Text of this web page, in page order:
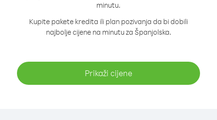
minutu.
Kupite pakete kredita ili plan pozivanja da bi dobili
najbolje cijene na minutu za Španjolska.
Prikaži cijene